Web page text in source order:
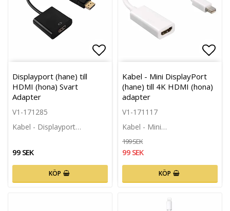
Lägg till i favoritlistan
Displayport (hane) till
HDMI (hona) Svart
Adapter
V1-171285
Kabel - Displayport…
99 SEK
KÖP
Kabel - Mini DisplayPort
(hane) till 4K HDMI (hona)
adapter
V1-171117
Kabel - Mini…
199 SEK
99 SEK
KÖP